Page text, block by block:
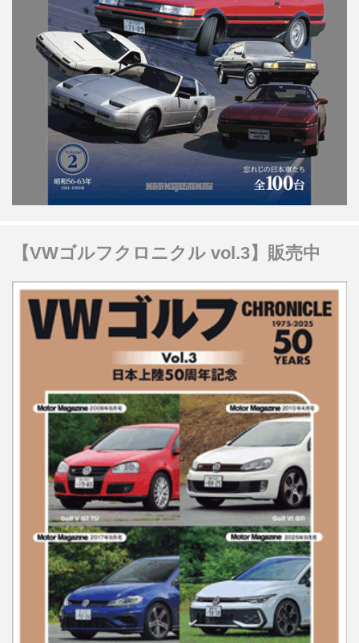
【VWゴルフクロニクル vol.3】販売中